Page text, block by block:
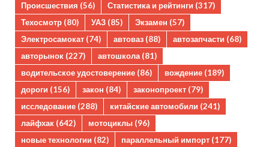
Происшествия (56) Статистика и рейтинги (317)
Техосмотр (80) УАЗ (85) Экзамен (57)
Электросамокат (74) автоваз (88) автозапчасти (68)
авторынок (227) автошкола(81)
водительское удостоверение (86) вождение (189)
дороги (156) закон (84) законопроект (79)
исследование (288) китайские автомобили (241)
лайфхак (642) мотоциклы (96)
новые технологии (82) параллельный импорт (177)